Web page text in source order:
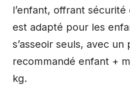
l’enfant, offrant
est adapté pour les
s’asseoir seuls, avec un
recommandé enfant +
kg.